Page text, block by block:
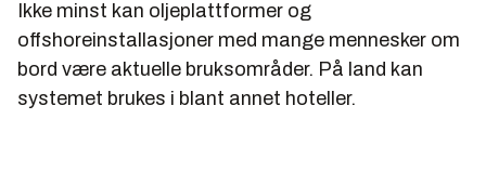
Ikke minst kan oljeplattformer og
offshoreinstallasjoner med mange mennesker om
bord være aktuelle bruksområder. På land kan
systemet brukes i blant annet hoteller.